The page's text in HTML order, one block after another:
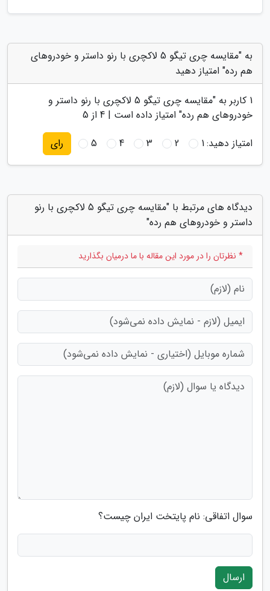
به "مقایسه چری تیگو 5 لاکچری با رنو داستر و خودروهای
هم رده" امتیاز دهید
1 کاربر به "
مقایسه چری تیگو 5 لاکچری با رنو داستر و
خودروهای هم رده" امتیاز داده است | 4 از 5
امتیاز دهید:1
2
3
4
5 رای
دیدگاه های مرتبط با "مقایسه چری تیگو 5 لاکچری با رنو
داستر و خودروهای هم رده"
* نظرتان را در مورد این مقاله با ما درمیان بگذارید
سوال اتفاقی: نام پایتخت ایران چیست؟
ارسال